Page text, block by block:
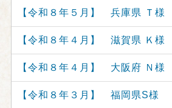
【令和８年５月】 兵庫県 Ｔ様
【令和８年４月】 滋賀県 Ｋ様
【令和８年４月】 大阪府 Ｎ様
【令和８年３月】 福岡県S様